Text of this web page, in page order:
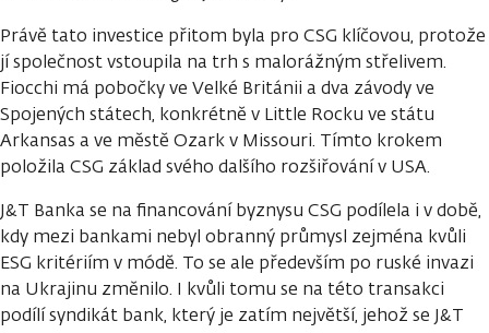
Právě tato investice přitom byla pro CSG klíčovou, protože
jí společnost vstoupila na trh s malorážným střelivem.
Fiocchi má pobočky ve Velké Británii a dva závody ve
Spojených státech, konkrétně v Little Rocku ve státu
Arkansas a ve městě Ozark v Missouri. Tímto krokem
položila CSG základ svého dalšího rozšiřování v USA.
J&T Banka se na financování byznysu CSG podílela i v době,
kdy mezi bankami nebyl obranný průmysl zejména kvůli
ESG kritériím v módě. To se ale především po ruské invazi
na Ukrajinu změnilo. I kvůli tomu se na této transakci
podílí syndikát bank, který je zatím největší, jehož se J&T